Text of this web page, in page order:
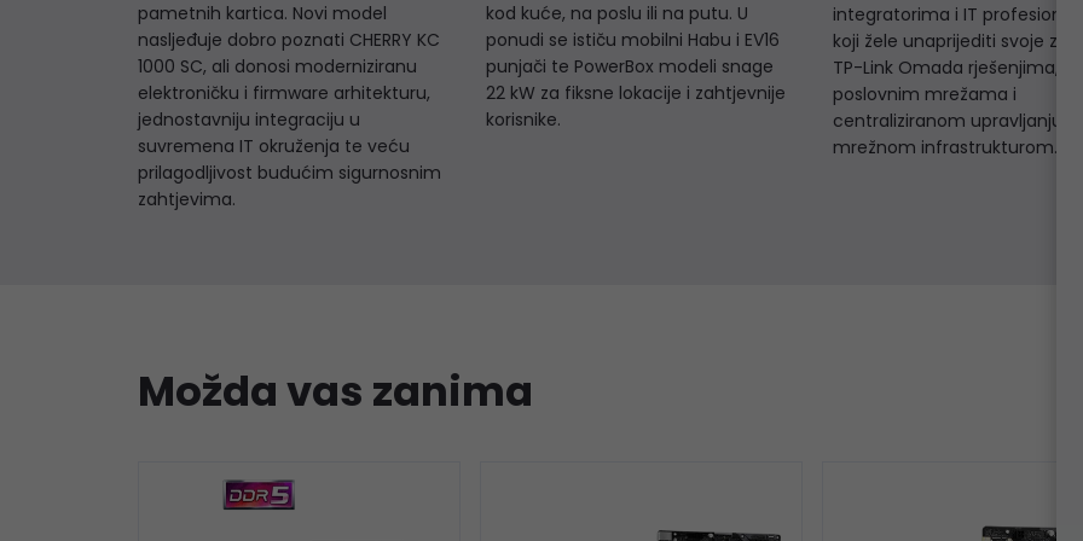
pametnih kartica. Novi model
nasljeđuje dobro poznati CHERRY KC
1000 SC, ali donosi moderniziranu
elektroničku i firmware arhitekturu,
jednostavniju integraciju u
suvremena IT okruženja te veću
prilagodljivost budućim sigurnosnim
zahtjevima.
kod kuće, na poslu ili na putu. U
ponudi se ističu mobilni Habu i EV16
punjači te PowerBox modeli snage
22 kW za fiksne lokacije i zahtjevnije
korisnike.
integratorima i IT
koji žele unaprijediti svoje
TP-Link Omada rješenjima,
poslovnim mrežama i
centraliziranom upravljanju
mrežnom infrastrukturom.
Možda vas zanima